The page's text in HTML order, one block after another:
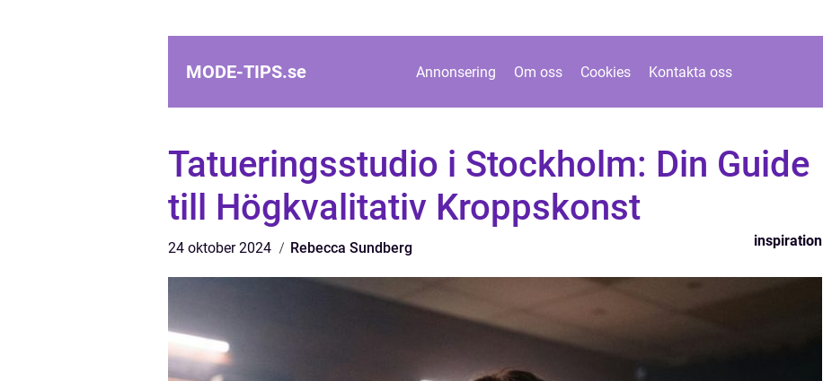
MODE-TIPS.se Annonsering Om oss Cookies Kontakta oss
Tatueringsstudio i Stockholm: Din Guide
till Högkvalitativ Kroppskonst
24 oktober 2024 Rebecca Sundberg inspiration